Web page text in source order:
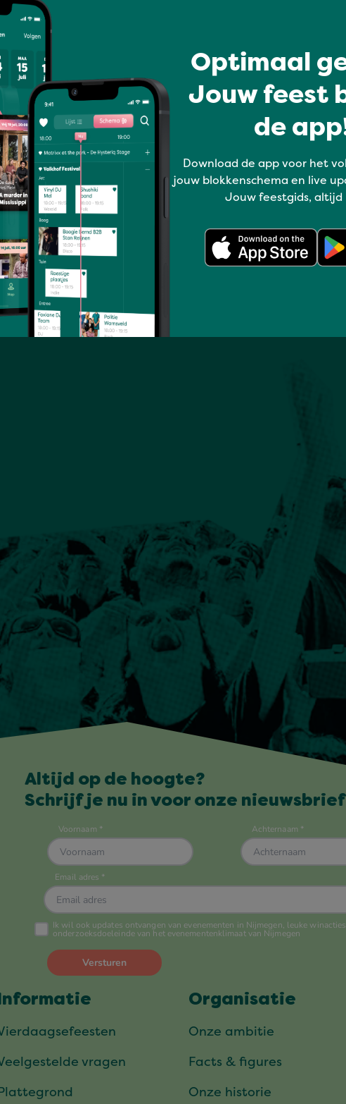
WELCOME BACK PARTY
Volledig programma
Optimaal
Jouw feest
de
Download de app voor het
jouw blokkenschema en live
Jouw feestgids, altijd
Altijd op de hoogte?
Schrijf je nu in voor onze
vragen
Organisatie
Onze ambitie
Facts & figures
Onze historie